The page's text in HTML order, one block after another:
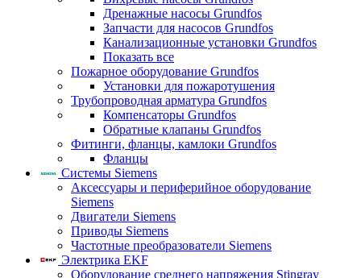
Дренажные насосы Grundfos
Запчасти для насосов Grundfos
Канализационные установки Grundfos
Показать все
Пожарное оборудование Grundfos
Установки для пожаротушения
Трубопроводная арматура Grundfos
Компенсаторы Grundfos
Обратные клапаны Grundfos
Фитинги, фланцы, камлоки Grundfos
Фланцы
Системы Siemens
Аксессуары и периферийное оборудование
Siemens
Двигатели Siemens
Приводы Siemens
Частотные преобразователи Siemens
Электрика EKF
Оборудование среднего напряжения Stingray